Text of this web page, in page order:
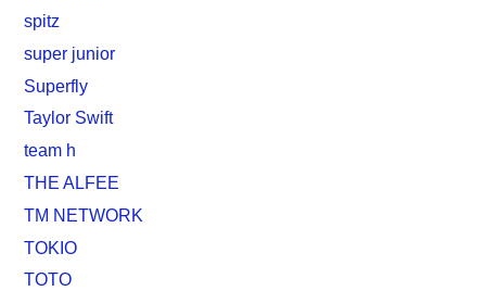
spitz
super junior
Superfly
Taylor Swift
team h
THE ALFEE
TM NETWORK
TOKIO
TOTO